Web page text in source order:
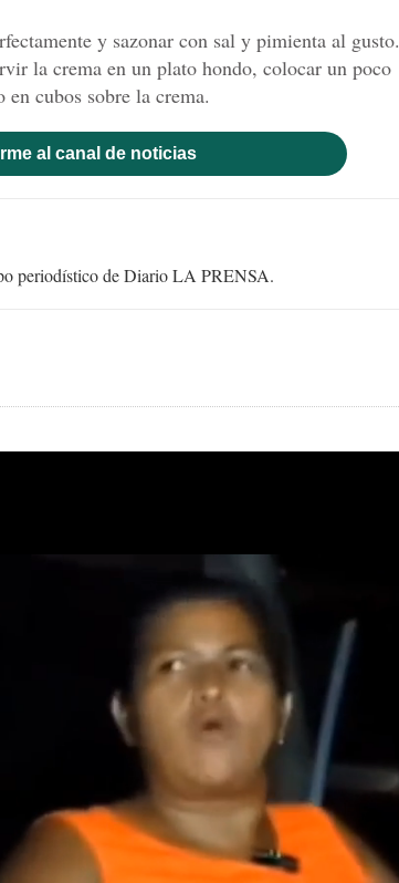
y sazonar con sal y pimienta al gusto.
la crema en un plato hondo, colocar un poco
cubos sobre la crema.
al canal de noticias
periodístico de Diario LA PRENSA.